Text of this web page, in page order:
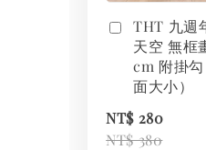
THT 九週
天空 無框
cm 附掛
面大小）
NT$ 280
NT$ 380